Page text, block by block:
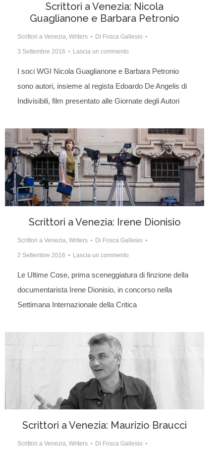
Scrittori a Venezia: Nicola
Guaglianone e Barbara Petronio
Scrittori a Venezia, Writers Di Fosca Gallesio
3 Settembre 2016 Lascia un commento
I soci WGI Nicola Guaglianone e Barbara Petronio
sono autori, insieme al regista Edoardo De Angelis di
Indivisibili, film presentato alle Giornate degli Autori
Scrittori a Venezia: Irene Dionisio
Scrittori a Venezia Writers Di Fosca Gallesio
2 Settembre 2016 Lascia un commento
Le Ultime Cose, prima sceneggiatura di finzione della
documentarista Irene Dionisio, in concorso nella
Settimana Internazionale della Critica
Scrittori a Venezia: Maurizio Braucci
Scrittori a Venezia, Writers Di Fosca Gallesio